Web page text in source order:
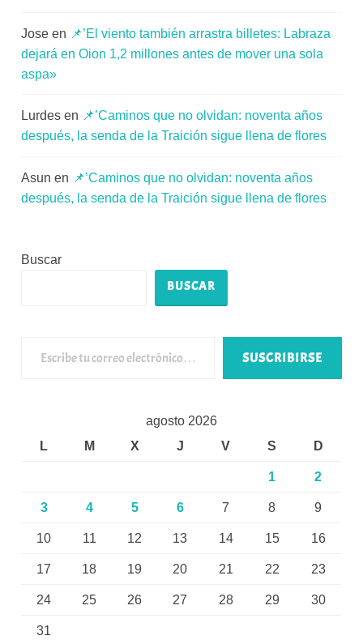
Jose en 📌’El viento también arrastra billetes: Labraza
dejará en Oion 1,2 millones antes de mover una sola
aspa»
Lurdes en 📌’Caminos que no olvidan: noventa años
después, la senda de la Traición sigue llena de flores
Asun en 📌’Caminos que no olvidan: noventa años
después, la senda de la Traición sigue llena de flores
Buscar
BUSCAR
SUSCRIBIRSE
agosto 2026
L
M X J V S D
1 2
3 4 5 6 7 8 9
10 11 12 13 14 15 16
17 18 19 20 21 22 23
24 25 26 27 28 29 30
31